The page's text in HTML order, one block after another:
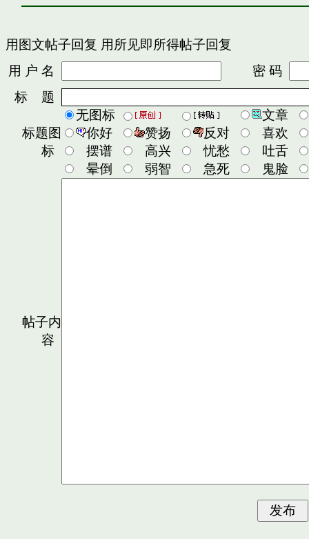
用图文帖子回复 用所见即所得帖子回复
用 户 名
密 码
标 题
标题图
标
无图标
文章
你好
赞扬 反对
喜欢
摆谱
高兴 忧愁
吐舌
晕倒
弱智 急死 鬼脸
帖子内
容